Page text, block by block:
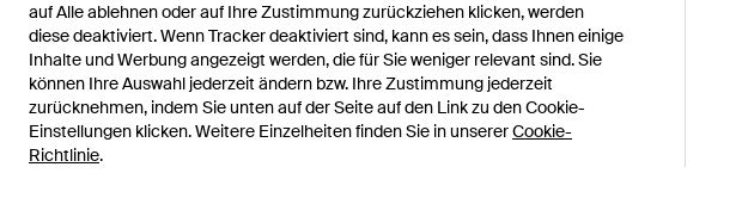
auf Alle ablehnen oder auf Ihre Zustimmung zurückziehen klicken, werden
diese deaktiviert. Wenn Tracker deaktiviert sind, kann es sein, dass Ihnen einige
Inhalte und Werbung angezeigt werden, die für Sie weniger relevant sind. Sie
können Ihre Auswahl jederzeit ändern bzw. Ihre Zustimmung jederzeit
zurücknehmen, indem Sie unten auf der Seite auf den Link zu den Cookie-
Einstellungen klicken. Weitere Einzelheiten finden Sie in unsererCookie-
Richtlinie.
Kontakt
Allgemeine Geschäftsbedingungen
Datenschutz & Cookies
Geistiges Eigentum